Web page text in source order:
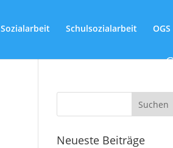
Sozialarbeit Schulsozialarbeit OGS
Neueste Beiträge